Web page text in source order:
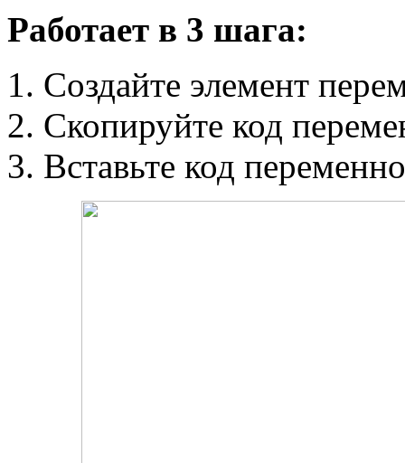
Работает в 3 шага:
Создайте элемент
Скопируйте код
Вставьте код